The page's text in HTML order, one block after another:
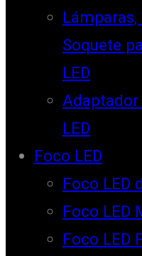
Lámparas,
Soquete
LED
LED
Foco LED
Foco LED
Foco LED
Foco LED